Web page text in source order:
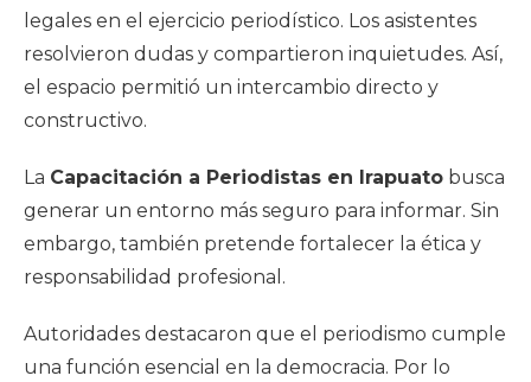
legales en el ejercicio periodístico. Los asistentes
resolvieron dudas y compartieron inquietudes. Así,
el espacio permitió un intercambio directo y
constructivo.
La Capacitación a Periodistas en Irapuato busca
generar un entorno más seguro para informar. Sin
embargo, también pretende fortalecer la ética y
responsabilidad profesional.
Autoridades destacaron que el periodismo cumple
una función esencial en la democracia. Por lo